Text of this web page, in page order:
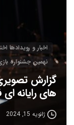
اخبار و رویدادها
نهمین جشنواره
گزارش
های رایانه
ژانویه 15, 2024